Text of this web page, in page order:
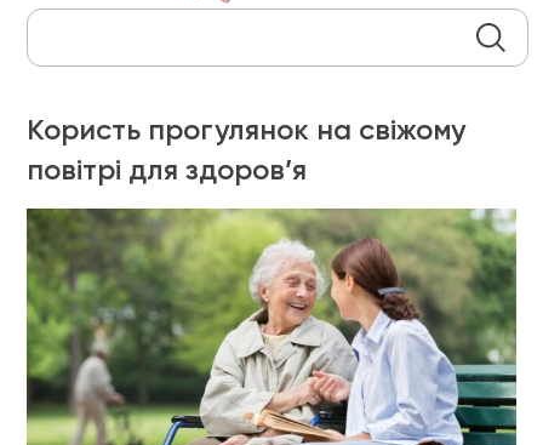
Користь прогулянок на свіжому
повітрі для здоров’я